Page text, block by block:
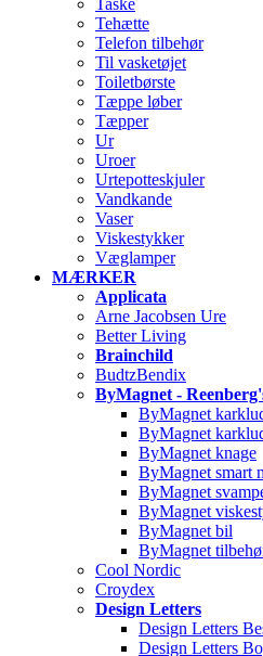
Taske
Tehætte
Telefon tilbehør
Til vasketøjet
Toiletbørste
Tæppe løber
Tæpper
Ur
Uroer
Urtepotteskjuler
Vandkande
Vaser
Viskestykker
Væglamper
MÆRKER
Applicata
Arne Jacobsen Ure
Better Living
Brainchild
BudtzBendix
ByMagnet -
ByMagnet
ByMagnet
ByMagnet knage
ByMagnet smart
ByMagnet
ByMagnet
ByMagnet bil
ByMagnet
Cool Nordic
Croydex
Design Letters
Design Letters
Design Letters